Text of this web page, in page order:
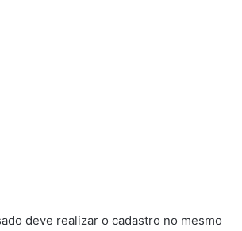
deve realizar o cadastro no mesmo